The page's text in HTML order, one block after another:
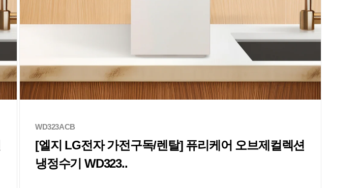
WD323ACB
[엘지 LG전자 가전구독/렌탈] 퓨리케어 오브제컬렉션
냉정수기 WD323..